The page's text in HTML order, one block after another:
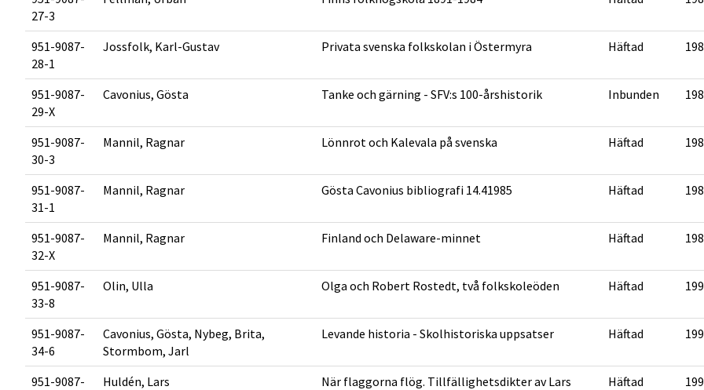
27-3
951-9087-
28-1
Jossfolk, Karl-Gustav Privata svenska folkskolan i Östermyra Häftad
951-9087-
29-X
Cavonius, Gösta Tanke och gärning - SFV:s 100-årshistorik Inbunden
951-9087-
30-3
Mannil, Ragnar Lönnrot och Kalevala på svenska Häftad
951-9087-
31-1
Mannil, Ragnar Gösta Cavonius bibliografi 14.41985 Häftad
951-9087-
32-X
Mannil, Ragnar Finland och Delaware-minnet Häftad
951-9087-
33-8
Olin, Ulla Olga och Robert Rostedt, två folkskoleöden Häftad
951-9087-
34-6
Cavonius, Gösta, Nybeg, Brita,
Stormbom, Jarl
Levande historia - Skolhistoriska uppsatser Häftad
951-9087-
Huldén, Lars
När flaggorna flög. Tillfällighetsdikter av Lars
Häftad